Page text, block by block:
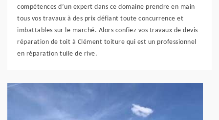
compétences d’un expert dans ce domaine prendre en main
tous vos travaux à des prix défiant toute concurrence et
imbattables sur le marché. Alors confiez vos travaux de devis
réparation de toit à Clément toiture qui est un professionnel
en réparation tuile de rive.